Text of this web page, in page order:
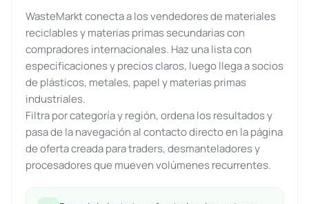
WasteMarkt conecta a los vendedores de materiales
reciclables y materias primas secundarias con
compradores internacionales. Haz una lista con
especificaciones y precios claros, luego llega a socios
de plásticos, metales, papel y materias primas
industriales.
Filtra por categoría y región, ordena los resultados y
pasa de la navegación al contacto directo en la página
de oferta creada para traders, desmanteladores y
procesadores que mueven volúmenes recurrentes.